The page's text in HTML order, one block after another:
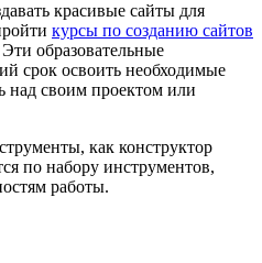
красивые сайты для
курсы по созданию сайтов
образовательные
срок освоить необходимые
над своим проектом или
как конструктор
по набору инструментов,
работы.